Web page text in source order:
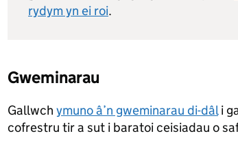
rydym yn ei roi.
Gweminarau
Gallwch ymuno â’n gweminarau di-dâli
cofrestru tir a sut i baratoi ceisiadau o